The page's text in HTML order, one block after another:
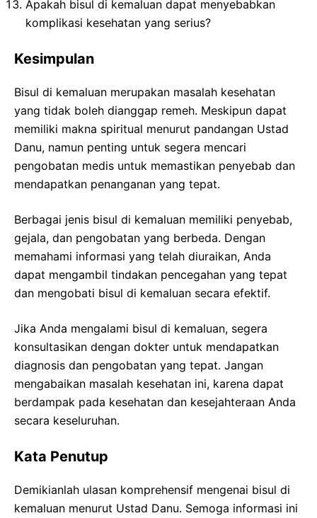
Apakah bisul di kemaluan dapat menyebabkan
komplikasi kesehatan yang serius?
Kesimpulan
Bisul di kemaluan merupakan masalah kesehatan
yang tidak boleh dianggap remeh. Meskipun dapat
memiliki makna spiritual menurut pandangan Ustad
Danu, namun penting untuk segera mencari
pengobatan medis untuk memastikan penyebab dan
mendapatkan penanganan yang tepat.
Berbagai jenis bisul di kemaluan memiliki penyebab,
gejala, dan pengobatan yang berbeda. Dengan
memahami informasi yang telah diuraikan, Anda
dapat mengambil tindakan pencegahan yang tepat
dan mengobati bisul di kemaluan secara efektif.
Jika Anda mengalami bisul di kemaluan, segera
konsultasikan dengan dokter untuk mendapatkan
diagnosis dan pengobatan yang tepat. Jangan
mengabaikan masalah kesehatan ini, karena dapat
berdampak pada kesehatan dan kesejahteraan Anda
secara keseluruhan.
Kata Penutup
Demikianlah ulasan komprehensif mengenai bisul di
kemaluan menurut Ustad Danu. Semoga informasi ini